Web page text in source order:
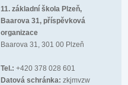
11. základní škola Plzeň,
Baarova 31, příspěvková
organizace
Baarova 31, 301 00 Plzeň
Tel.: +420 378 028 601
Datová schránka: zkjmvzw